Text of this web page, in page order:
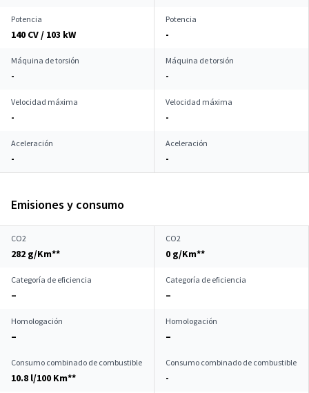
Potencia
140 CV / 103 kW
Potencia
-
Máquina de torsión
-
Máquina de torsión
-
Velocidad máxima
-
Velocidad máxima
-
Aceleración
-
Aceleración
-
Emisiones y consumo
CO2
282 g/Km**
CO2
0 g/Km**
Categoría de eficiencia
–
Categoría de eficiencia
–
Homologación
–
Homologación
–
Consumo combinado de combustible
10.8 l/100 Km**
Consumo combinado de combustible
-